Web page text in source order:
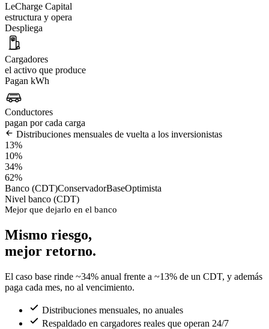
LeCharge Capital
estructura y opera
Despliega
Cargadores
el activo que produce
Pagan kWh
Conductores
pagan por cada carga
Distribuciones mensuales de vuelta a los inversionistas
13%
10%
34%
62%
Banco (CDT)ConservadorBaseOptimista
Nivel banco (CDT)
Mejor que dejarlo en el banco
Mismo riesgo,
mejor retorno.
El caso base rinde ~34% anual frente a ~13% de un CDT, y además
paga cada mes, no al vencimiento.
Distribuciones mensuales, no anuales
Respaldado en cargadores reales que operan 24/7